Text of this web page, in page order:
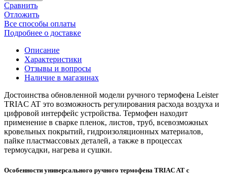
Сравнить
Отложить
Все способы оплаты
Подробнее о доставке
Описание
Характеристики
Отзывы и вопросы
Наличие в магазинах
Достоинства обновленной модели ручного термофена Leister
TRIAC AT это возможность регулирования расхода воздуха и
цифровой интерфейс устройства. Термофен находит
применение в сварке пленок, листов, труб, всевозможных
кровельных покрытий, гидроизоляционных материалов,
пайке пластмассовых деталей, а также в процессах
термоусадки, нагрева и сушки.
Особенности универсального ручного термофена TRIAC AT с